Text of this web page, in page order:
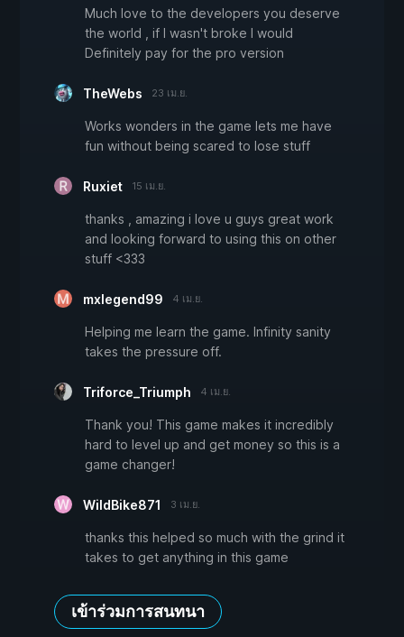
Much love to the developers you deserve
the world , if I wasn't broke I would
Definitely pay for the pro version
TheWebs 23 เม.ย.
Works wonders in the game lets me have
fun without being scared to lose stuff
Ruxiet 15 เม.ย.
thanks , amazing i love u guys great work
and looking forward to using this on other
stuff <333
mxlegend99 4 เม.ย.
Helping me learn the game. Infinity sanity
takes the pressure off.
Triforce_Triumph 4 เม.ย.
Thank you! This game makes it incredibly
hard to level up and get money so this is a
game changer!
WildBike871 3 เม.ย.
thanks this helped so much with the grind it
takes to get anything in this game
เข้าร่วมการสนทนา